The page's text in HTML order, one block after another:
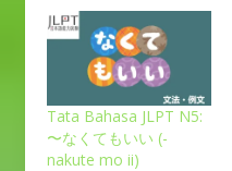
Tata Bahasa JLPT N5:
〜なくてもいい (-
nakute mo ii)